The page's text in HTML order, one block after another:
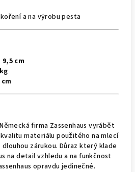
a na výrobu pesta
cm
firma Zassenhaus vyrábět
materiálu použitého na mlecí
zárukou. Důraz který klade
na detail vzhledu a na funkčnost
opravdu jedinečné.